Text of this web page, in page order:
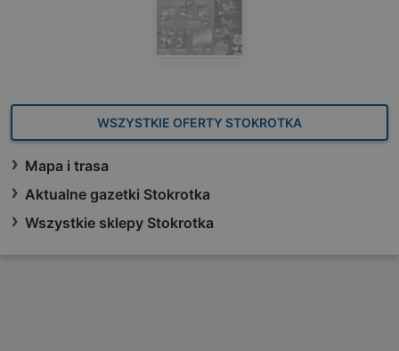
WSZYSTKIE OFERTY STOKROTKA
Mapa i trasa
Aktualne gazetki Stokrotka
Wszystkie sklepy Stokrotka